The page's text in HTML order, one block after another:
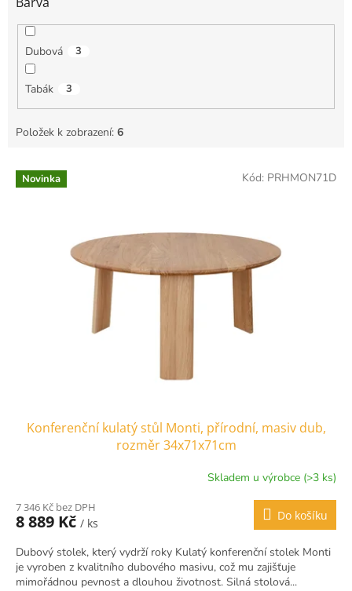
Dubová 3
Tabák 3
Položek k zobrazení: 6
V Novinka
Konferenční kulatý stůl Monti, přírodní, masiv dub,
rozměr 34x71x71cm
Skladem u výrobce (>3 ks)
7 346 Kč bez DPH
8 889 Kč / ks
Do košíku
Dubový stolek, který vydrží roky Kulatý konferenční stolek Monti
je vyroben z kvalitního dubového masivu, což mu zajišťuje
mimořádnou pevnost a dlouhou životnost. Silná stolová...
Kód: PRHMON71D